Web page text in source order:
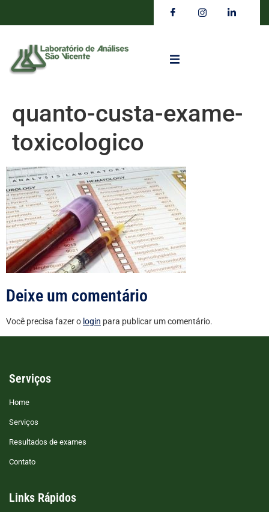
quanto-custa-exame-
toxicologico
Deixe um comentário
Você precisa fazer o login para publicar um comentário.
Serviços
Home
Serviços
Resultados de exames
Contato
Links Rápidos